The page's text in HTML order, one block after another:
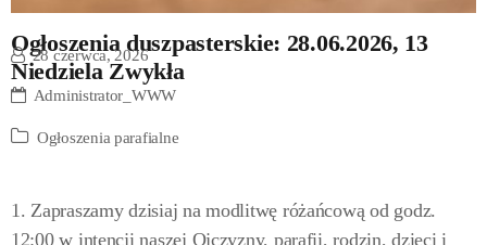
Ogłoszenia duszpasterskie: 28.06.2026, 13
Niedziela Zwykła
28 czerwca, 2026
Administrator_WWW
Ogłoszenia parafialne
1. Zapraszamy dzisiaj na modlitwę różańcową od godz.
12:00 w intencji naszej Ojczyzny, parafii, rodzin, dzieci i